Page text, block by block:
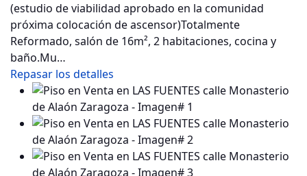
(estudio de viabilidad aprobado en la comunidad
próxima colocación de ascensor)Totalmente
Reformado, salón de 16m², 2 habitaciones, cocina y
baño.Mu…
Repasar los detalles